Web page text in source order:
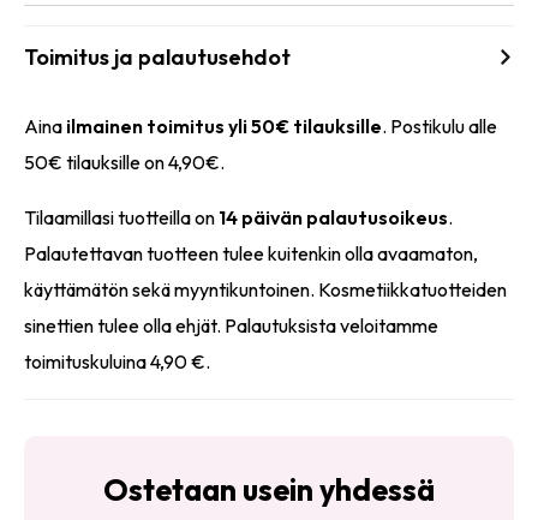
Toimitus ja palautusehdot
Aina ilmainen toimitus yli 50€ tilauksille. Postikulu alle
50€ tilauksille on 4,90€.
Tilaamillasi tuotteilla on 14 päivän palautusoikeus.
Palautettavan tuotteen tulee kuitenkin olla avaamaton,
käyttämätön sekä myyntikuntoinen. Kosmetiikkatuotteiden
sinettien tulee olla ehjät. Palautuksista veloitamme
toimituskuluina 4,90 €.
Ostetaan usein yhdessä